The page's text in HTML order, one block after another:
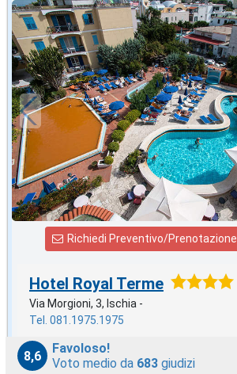
settembre
in offerta da
€90,00
a notte
Richiedi Preventivo/Prenotazione
Hotel Royal Terme
Via Morgioni, 3, Ischia -
Tel. 081.1975.1975
8,6
Favoloso!
Voto medio da 683 giudizi